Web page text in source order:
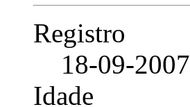
Registro
18-09-2007
Idade